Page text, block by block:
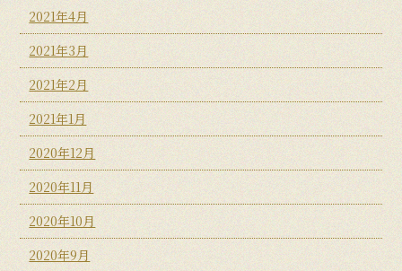
2021年4月
2021年3月
2021年2月
2021年1月
2020年12月
2020年11月
2020年10月
2020年9月